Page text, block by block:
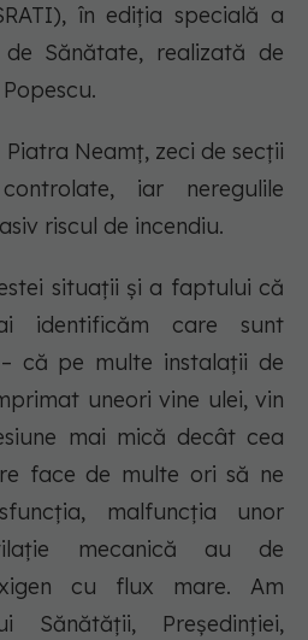
în ediția specială a
de Sănătate, realizată de
Neamț, zeci de secții
iar neregulile
riscul de incendiu.
situații și a faptului că
identificăm care sunt
că pe multe instalații de
uneori vine ulei, vin
mai mică decât cea
face de multe ori să ne
malfuncția unor
mecanică au de
cu flux mare. Am
Sănătății, Președinției,